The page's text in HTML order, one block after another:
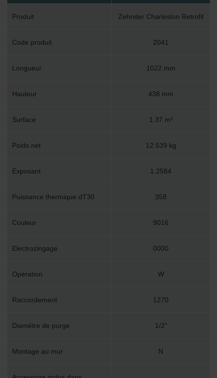
Produit Zehnder Charleston Retrofit
Code produit 2041
Longueur 1022 mm
Hauteur 438 mm
Surface 1.37 m²
Poids net 12.539 kg
Exposant 1.2584
Puissance thermique dT30 358
Couleur 9016
Electrozingage 0000
Opération W
Raccordement 1270
Diamètre de purge 1/2"
Montage au mur N